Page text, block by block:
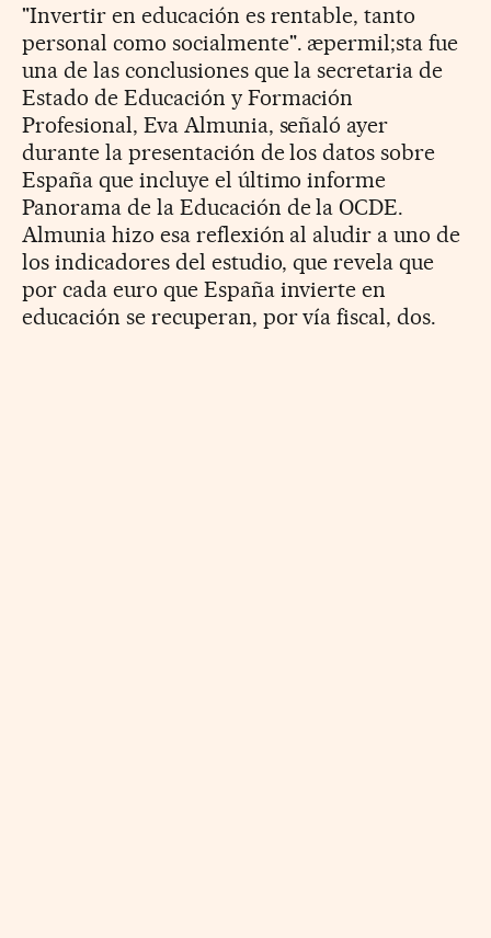
"Invertir en educación es rentable, tanto
personal como socialmente". æpermil;sta fue
una de las conclusiones que la secretaria de
Estado de Educación y Formación
Profesional, Eva Almunia, señaló ayer
durante la presentación de los datos sobre
España que incluye el último informe
Panorama de la Educación de la OCDE.
Almunia hizo esa reflexión al aludir a uno de
los indicadores del estudio, que revela que
por cada euro que España invierte en
educación se recuperan, por vía fiscal, dos.